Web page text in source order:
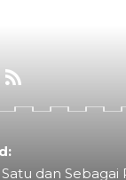
dan Sebagai